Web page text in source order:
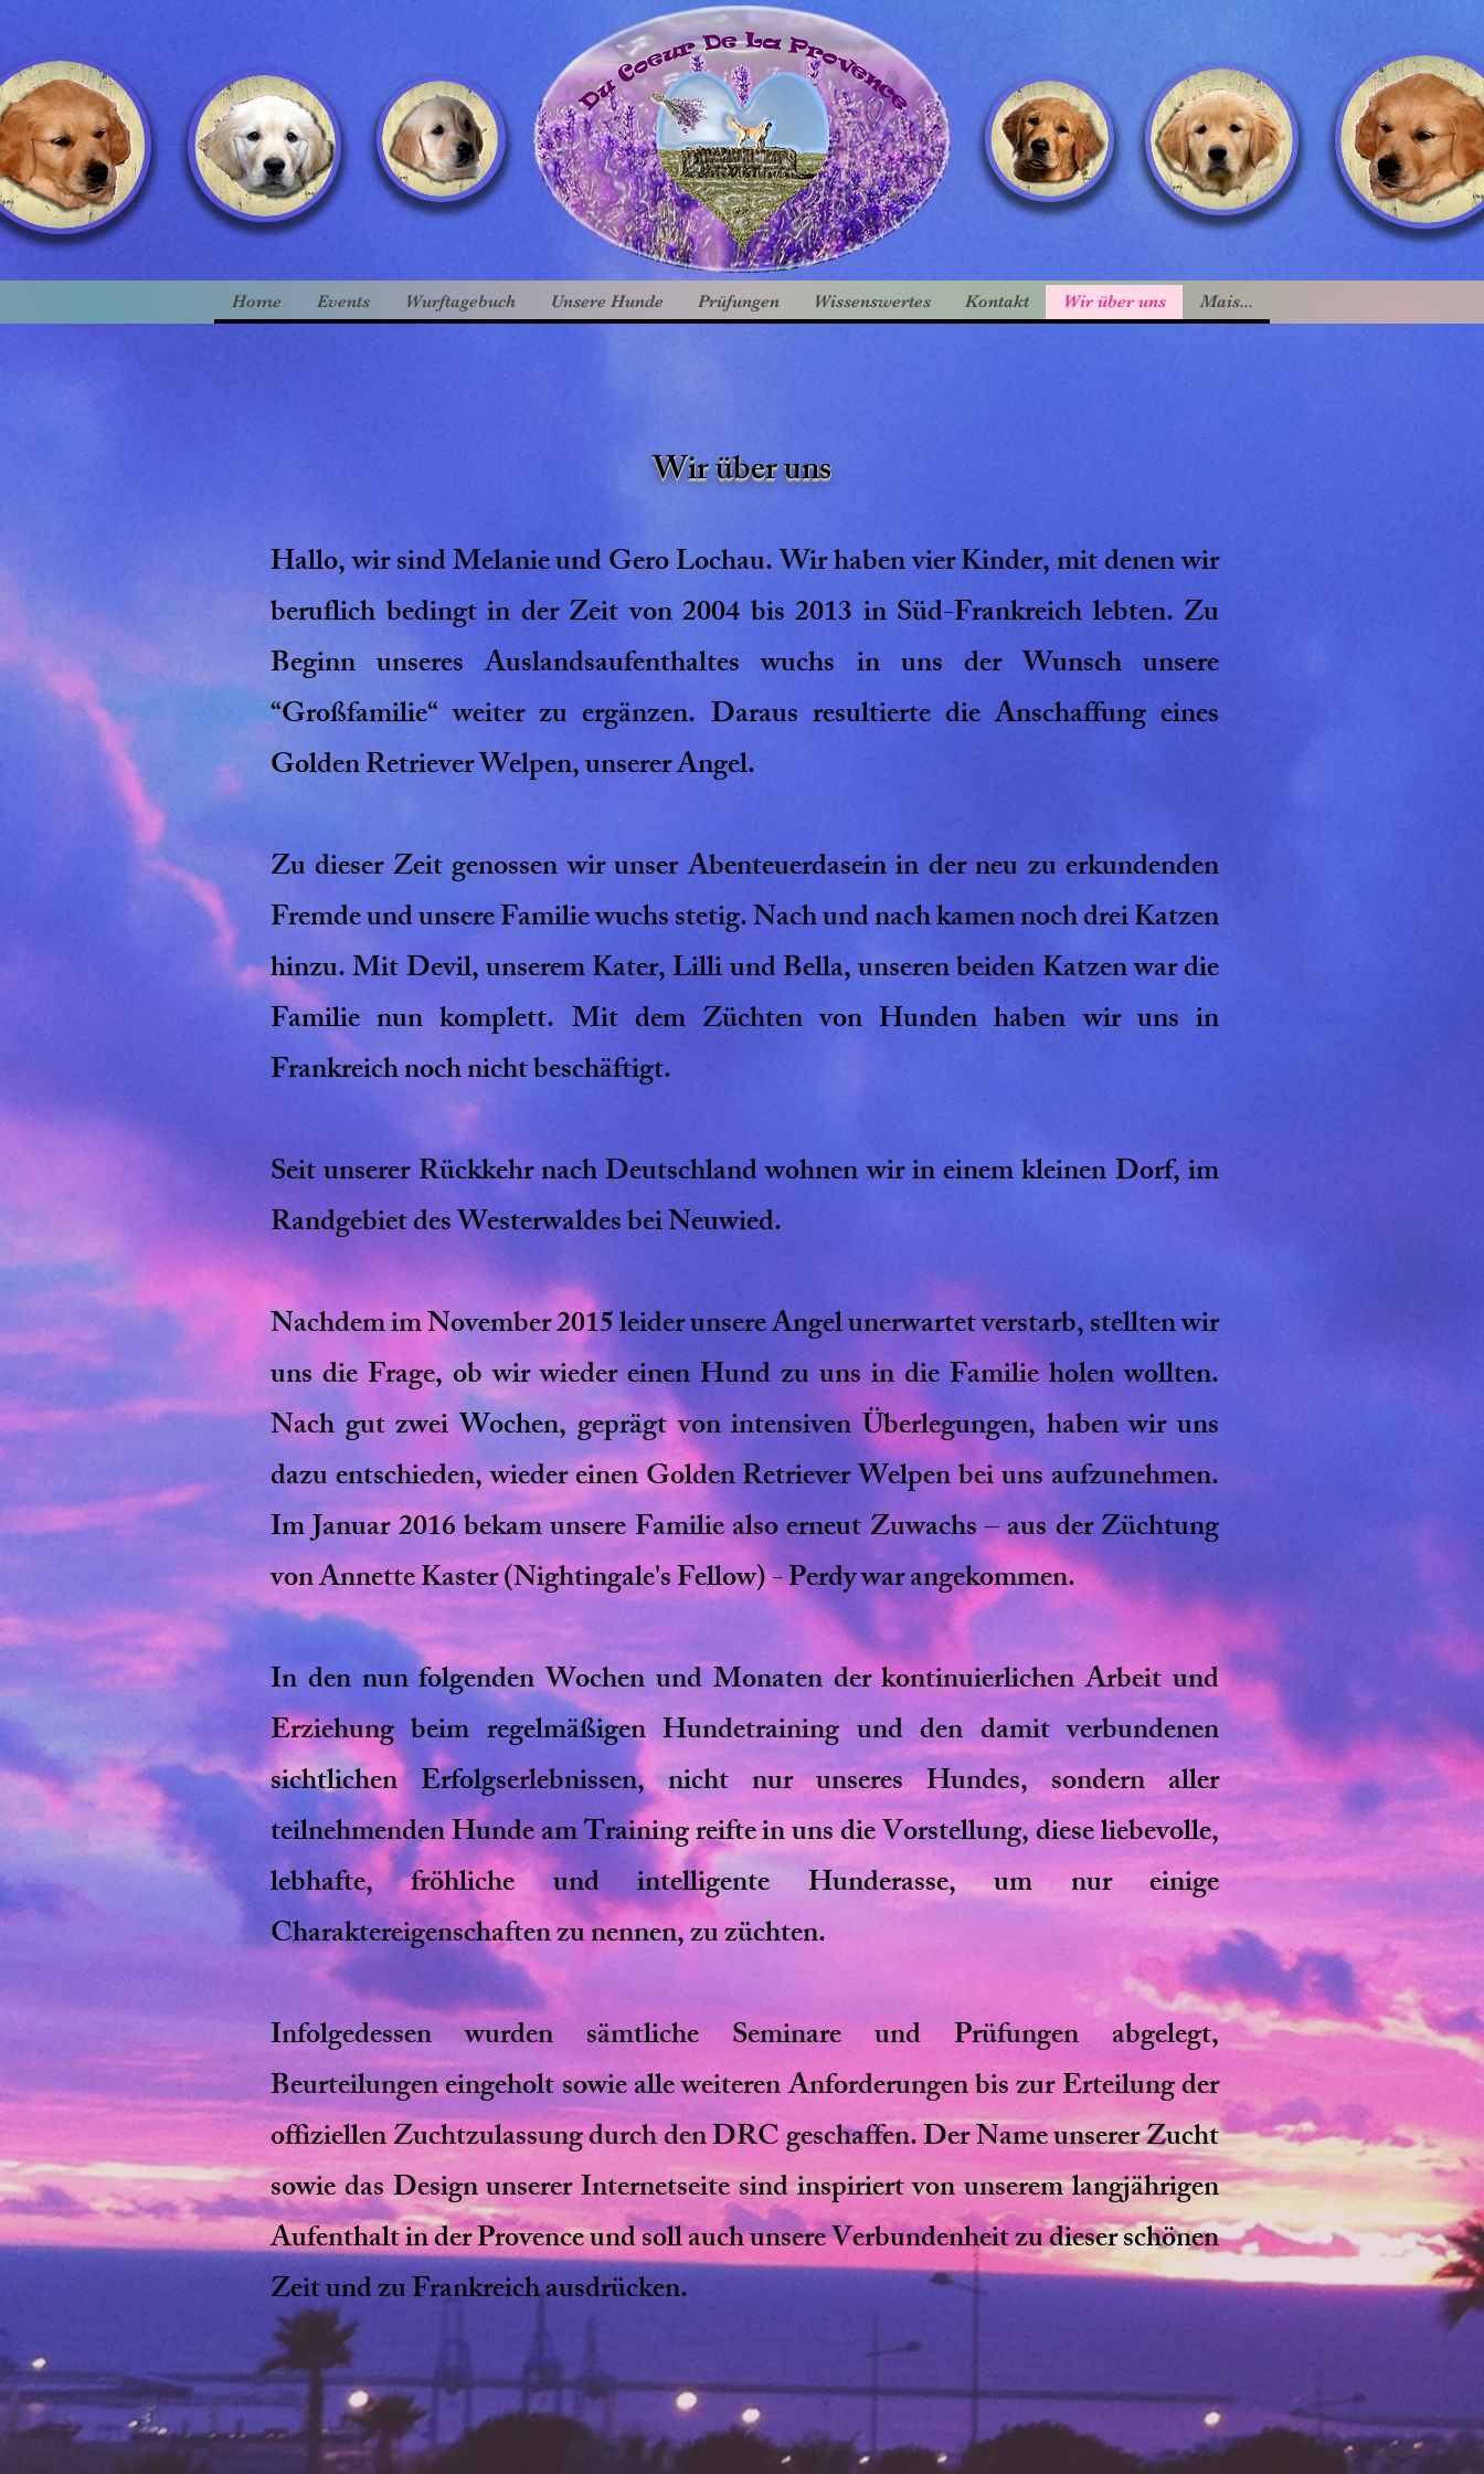
Home Events Wurftagebuch Unsere Hunde Prüfungen Wissenswertes Kontakt Wir über uns Mais...
Wir über uns
Hallo, wir sind Melanie und Gero Lochau. Wir haben vier Kinder, mit denen wir
beruflich bedingt in der Zeit von 2004 bis 2013 in Süd-Frankreich lebten. Zu
Beginn unseres Auslandsaufenthaltes wuchs in uns der Wunsch unsere
“Großfamilie“ weiter zu ergänzen. Daraus resultierte die Anschaffung eines
Golden Retriever Welpen, unserer Angel.
Zu dieser Zeit genossen wir unser Abenteuerdasein in der neu zu erkundenden
Fremde und unsere Familie wuchs stetig. Nach und nach kamen noch drei Katzen
hinzu. Mit Devil, unserem Kater, Lilli und Bella, unseren beiden Katzen war die
Familie nun komplett. Mit dem Züchten von Hunden haben wir uns in
Frankreich noch nicht beschäftigt.
Seit unserer Rückkehr nach Deutschland wohnen wir in einem kleinen Dorf, im
Randgebiet des Westerwaldes bei Neuwied.
Nachdem im November 2015 leider unsere Angel unerwartet verstarb, stellten wir
uns die Frage, ob wir wieder einen Hund zu uns in die Familie holen wollten.
Nach gut zwei Wochen, geprägt von intensiven Überlegungen, haben wir uns
dazu entschieden, wieder einen Golden Retriever Welpen bei uns aufzunehmen.
Im Januar 2016 bekam unsere Familie also erneut Zuwachs – aus der Züchtung
von Annette Kaster (Nightingale's Fellow) - Perdy war angekommen.
In den nun folgenden Wochen und Monaten der kontinuierlichen Arbeit und
Erziehung beim regelmäßigen Hundetraining und den damit verbundenen
sichtlichen Erfolgserlebnissen, nicht nur unseres Hundes, sondern aller
teilnehmenden Hunde am Training reifte in uns die Vorstellung, diese liebevolle,
lebhafte, fröhliche und intelligente Hunderasse, um nur einige
Charaktereigenschaften zu nennen, zu züchten.
Infolgedessen wurden sämtliche Seminare und Prüfungen abgelegt,
Beurteilungen eingeholt sowie alle weiteren Anforderungen bis zur Erteilung der
offiziellen Zuchtzulassung durch den DRC geschaffen. Der Name unserer Zucht
sowie das Design unserer Internetseite sind inspiriert von unserem langjährigen
Aufenthalt in der Provence und soll auch unsere Verbundenheit zu dieser schönen
Zeit und zu Frankreich ausdrücken.